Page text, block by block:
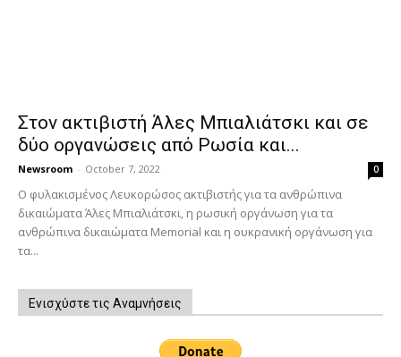
Στον ακτιβιστή Άλες Μπιαλιάτσκι και σε
δύο οργανώσεις από Ρωσία και...
Newsroom - October 7, 2022 0
Ο φυλακισμένος Λευκορώσος ακτιβιστής για τα ανθρώπινα
δικαιώματα Άλες Μπιαλιάτσκι, η ρωσική οργάνωση για τα
ανθρώπινα δικαιώματα Memorial και η ουκρανική οργάνωση για
τα...
Ενισχύστε τις Αναμνήσεις